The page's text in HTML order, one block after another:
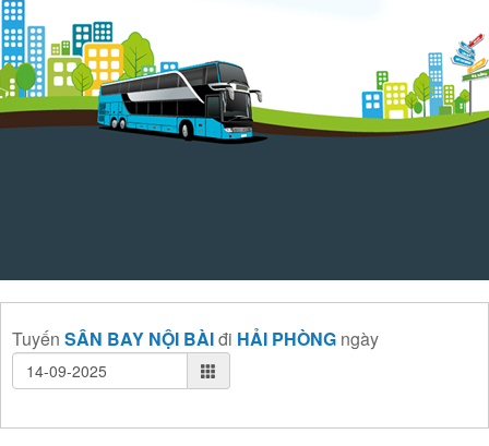
Tuyến SÂN BAY NỘI BÀIđi HẢI PHÒNG ngày